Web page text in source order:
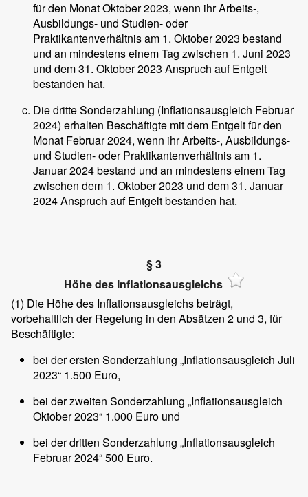
für den Monat Oktober 2023, wenn ihr Arbeits-,
Ausbildungs- und Studien- oder
Praktikantenverhältnis am 1. Oktober 2023 bestand
und an mindestens einem Tag zwischen 1. Juni 2023
und dem 31. Oktober 2023 Anspruch auf Entgelt
bestanden hat.
Die dritte Sonderzahlung (Inflationsausgleich Februar
2024) erhalten Beschäftigte mit dem Entgelt für den
Monat Februar 2024, wenn ihr Arbeits-, Ausbildungs-
und Studien- oder Praktikantenverhältnis am 1.
Januar 2024 bestand und an mindestens einem Tag
zwischen dem 1. Oktober 2023 und dem 31. Januar
2024 Anspruch auf Entgelt bestanden hat.
§ 3
Höhe des Inflationsausgleichs
(1) Die Höhe des Inflationsausgleichs beträgt,
vorbehaltlich der Regelung in den Absätzen 2 und 3, für
Beschäftigte:
bei der ersten Sonderzahlung „Inflationsausgleich Juli
2023“ 1.500 Euro,
bei der zweiten Sonderzahlung „Inflationsausgleich
Oktober 2023“ 1.000 Euro und
bei der dritten Sonderzahlung „Inflationsausgleich
Februar 2024“ 500 Euro.